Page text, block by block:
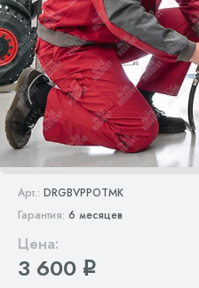
Арт.: DRGBVPPOTMK
Гарантия: 6 месяцев
Цена:
3 600 q